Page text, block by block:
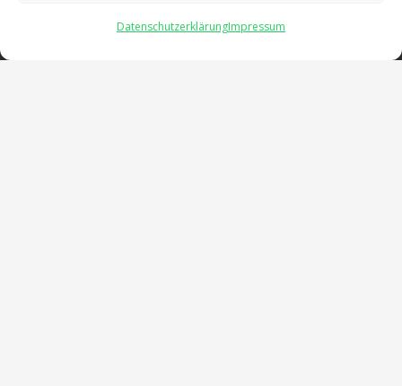
DatenschutzerklärungImpressum